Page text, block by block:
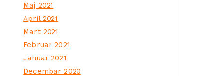
Maj 2021
April 2021
Mart 2021
Februar 2021
Januar 2021
Decembar 2020